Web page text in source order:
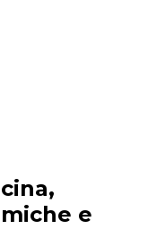
Esperienze
e